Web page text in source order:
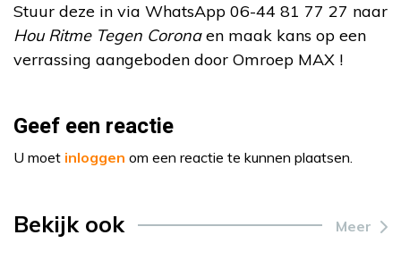
Stuur deze in via WhatsApp 06-44 81 77 27 naar
Hou Ritme Tegen Coronaen maak kans op een
verrassing aangeboden door Omroep MAX !
Geef een reactie
U moet inloggen om een reactie te kunnen plaatsen.
Bekijk ook Meer